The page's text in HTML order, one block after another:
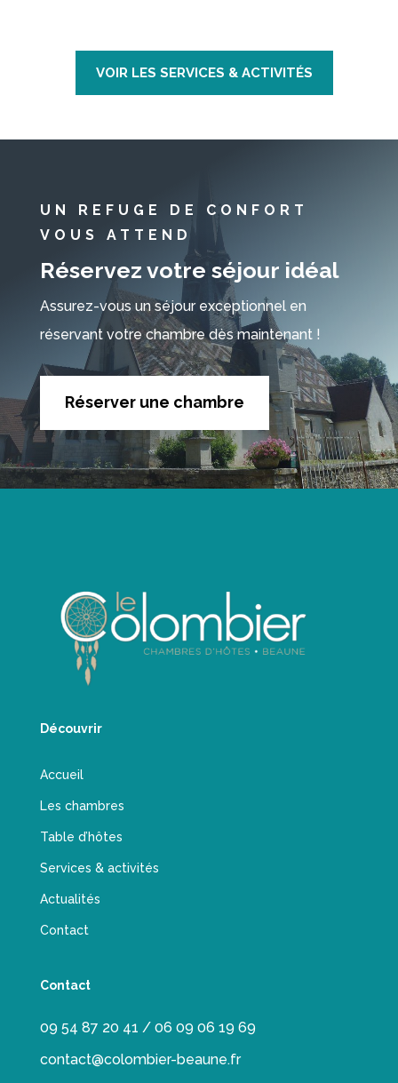
VOIR LES SERVICES & ACTIVITÉS
UN REFUGE DE CONFORT
VOUS ATTEND
Réservez votre séjour idéal
Assurez-vous un séjour exceptionnel en
réservant votre chambre dès maintenant !
Réserver une chambre
Découvrir
Accueil
Les chambres
Table d’hôtes
Services & activités
Actualités
Contact
Contact
09 54 87 20 41 / 06 09 06 19 69
contact@colombier-beaune.fr